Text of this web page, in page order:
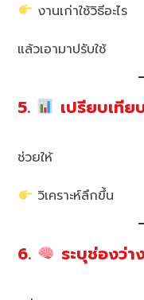
งานเก่าใช้วิธีอะไร
แล้วเอามาปรับใช้
5. เปรียบเที
ช่วยให้
วิเคราะห์ลึกขึ้น
6. ระบุช่องว่